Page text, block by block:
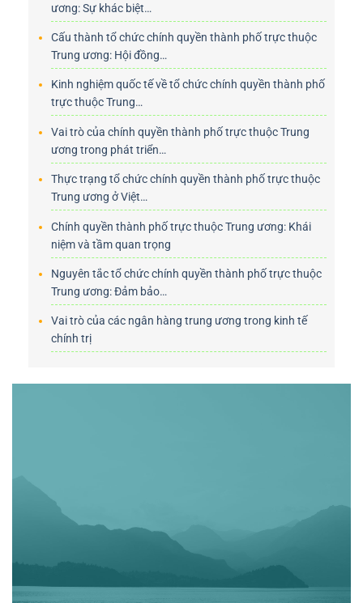
ương: Sự khác biệt…
Cấu thành tổ chức chính quyền thành phố trực thuộc
Trung ương: Hội đồng…
Kinh nghiệm quốc tế về tổ chức chính quyền thành phố
trực thuộc Trung…
Vai trò của chính quyền thành phố trực thuộc Trung
ương trong phát triển…
Thực trạng tổ chức chính quyền thành phố trực thuộc
Trung ương ở Việt…
Chính quyền thành phố trực thuộc Trung ương: Khái
niệm và tầm quan trọng
Nguyên tắc tổ chức chính quyền thành phố trực thuộc
Trung ương: Đảm bảo…
Vai trò của các ngân hàng trung ương trong kinh tế
chính trị